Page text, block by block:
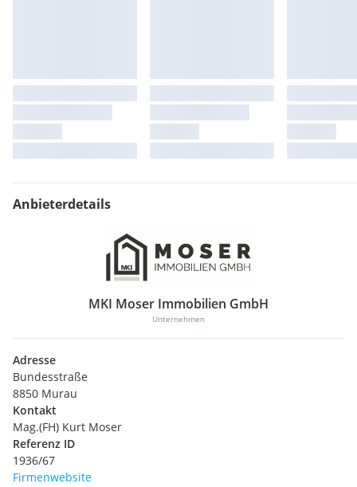
Wirtschaftsraum
Immobilienangebote noch vor allen anderen.
Legen Sie jetzt
Ihren individuellen Suchagenten unter folgendem Link an.
Wir schicken Ihnen passende Immobilien exklusiv vorab zu.
immo.service.immo/registrieren/de
Energieausweis wurde vom Eigentümer bzw. Verkäufer, nach
unserer Aufklärung über die generell geltende Vorlagepflicht,
sowie Aufforderung zu seiner Erstellung noch nicht vorgelegt.
Daher gilt zumindest eine dem Alter und der Art des
Gebäudes entsprechende Gesamtenergieeffizienz als
Immobilie.
Der Vermittler ist als Doppelmakler tätig.
Anbieterdetails
MKI Moser Immobilien GmbH
Unternehmen
Adresse
Bundesstraße
8850 Murau
Kontakt
Mag.(FH) Kurt Moser
Referenz ID
1936/67
Firmenwebsite